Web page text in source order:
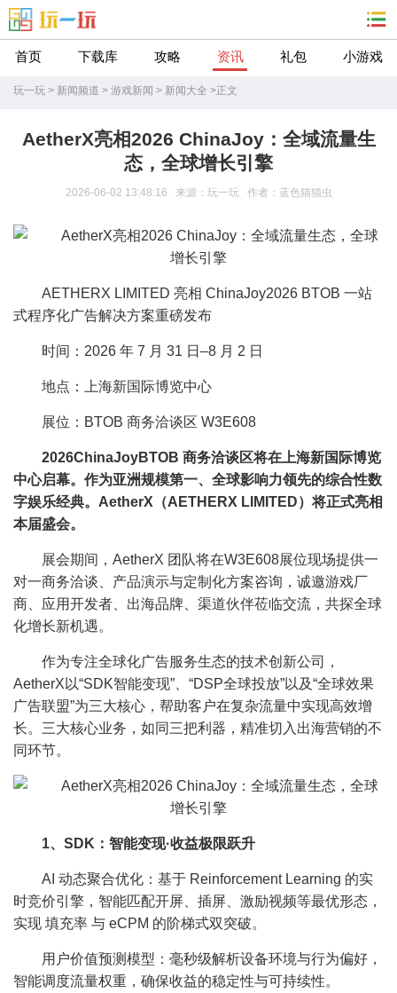
首页 下载库 攻略 资讯 礼包 小游戏
玩一玩 > 新闻频道 > 游戏新闻 > 新闻大全 >正文
AetherX亮相2026 ChinaJoy：全域流量生
态，全球增长引擎
2026-06-02 13:48:16 来源：玩一玩 作者：蓝色猫猫虫
AETHERX LIMITED 亮相 ChinaJoy2026 BTOB 一站
式程序化广告解决方案重磅发布
时间：2026 年 7 月 31 日–8 月 2 日
地点：上海新国际博览中心
展位：BTOB 商务洽谈区 W3E608
2026ChinaJoyBTOB 商务洽谈区将在上海新国际博览
中心启幕。作为亚洲规模第一、全球影响力领先的综合性数
字娱乐经典。AetherX（AETHERX LIMITED）将正式亮相
本届盛会。
展会期间，AetherX 团队将在W3E608展位现场提供一
对一商务洽谈、产品演示与定制化方案咨询，诚邀游戏厂
商、应用开发者、出海品牌、渠道伙伴莅临交流，共探全球
化增长新机遇。
作为专注全球化广告服务生态的技术创新公司，
AetherX以“SDK智能变现”、“DSP全球投放”以及“全球效果
广告联盟”为三大核心，帮助客户在复杂流量中实现高效增
长。三大核心业务，如同三把利器，精准切入出海营销的不
同环节。
1、SDK：智能变现·收益极限跃升
AI 动态聚合优化：基于 Reinforcement Learning 的实
时竞价引擎，智能匹配开屏、插屏、激励视频等最优形态，
实现 填充率 与 eCPM 的阶梯式双突破。
用户价值预测模型：毫秒级解析设备环境与行为偏好，
智能调度流量权重，确保收益的稳定性与可持续性。